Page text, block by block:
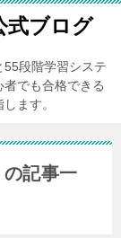
式ブログ
段階学習システ
でも合格できる
ます。
記事一